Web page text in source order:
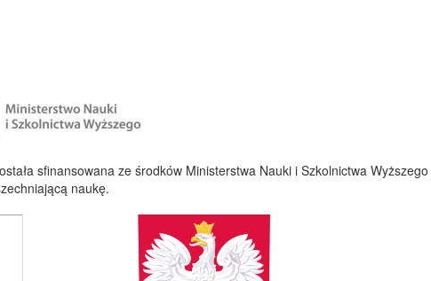
sfinansowana ze środków Ministerstwa Nauki i Szkolnictwa Wyższego
naukę.